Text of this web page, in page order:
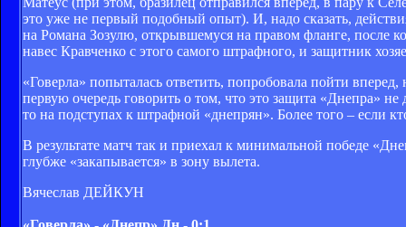
это уже не первый подобный опыт). И, надо сказать,
на Романа Зозулю, открывшемуся на правом фланге, после
навес Кравченко с этого самого штрафного, и защитник
«Говерла» попыталась ответить, попробовала пойти
первую очередь говорить о том, что это защита «Днепра» не
то на подступах к штрафной «днепрян». Более того – если
В результате матч так и приехал к минимальной победе
глубже «закапывается» в зону вылета.
Вячеслав ДЕЙКУН